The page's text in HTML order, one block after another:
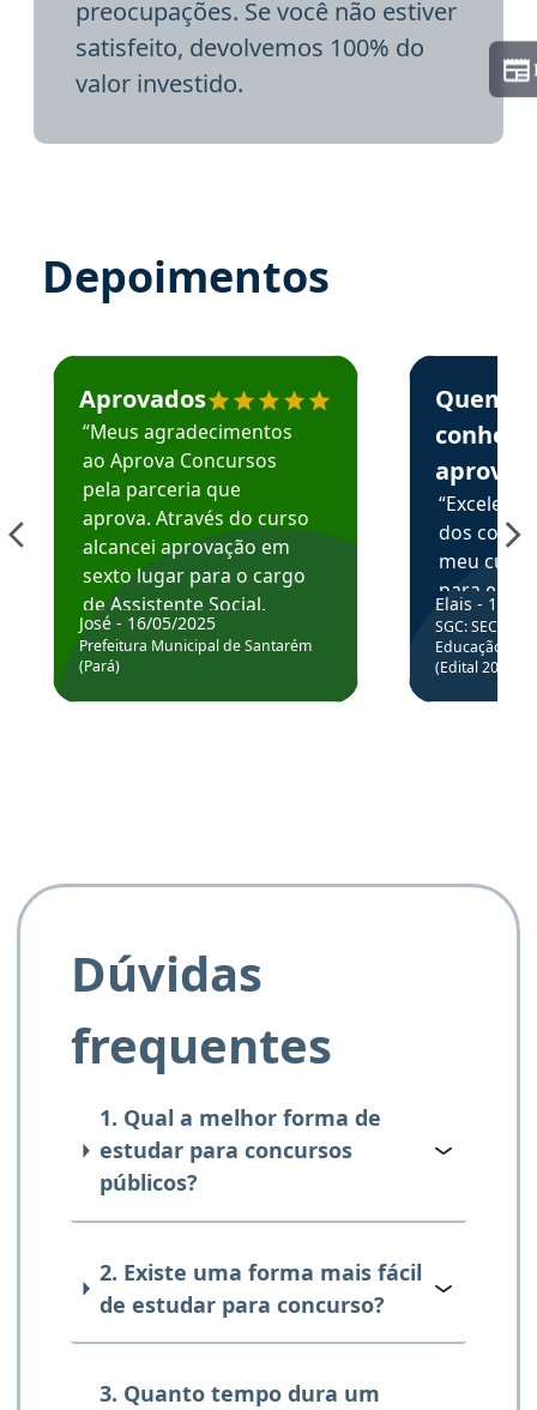
preocupações. Se você não estiver
satisfeito, devolvemos 100% do
valor investido.
Depoimentos
Estudante José recomenda o Aprova Concursos em
Aprovados
“Meus agradecimentos
ao Aprova Concursos
pela parceria que
aprova. Através do curso
alcancei aprovação em
sexto lugar para o cargo
de Assistente Social.
Hoje estou atuando na
Prefeitura de Santarém.
José - 16/05/2025
Prefeitura Municipal de Santarém
(Pará)
Estudante
Quem
aprova
dos
meu
para
colocar
através
de
Elais - 15/
SGC: SEC BA
Educação
(Edital
Dúvidas
frequentes
1. Qual a melhor forma de
estudar para concursos
públicos?
2. Existe uma forma mais fácil
de estudar para concurso?
3. Quanto tempo dura um